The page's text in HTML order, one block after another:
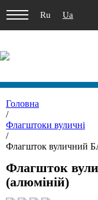
Ru Ua
Головна
/
Флагштоки вуличні
/
Флагшток вуличний
Флагшток
(алюміній)